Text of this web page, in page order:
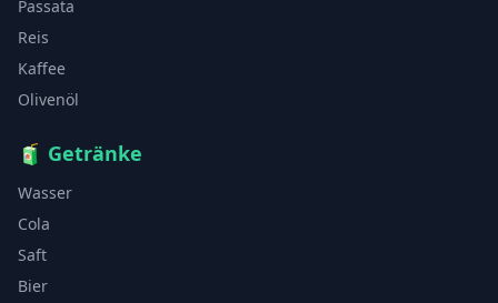
Passata
Reis
Kaffee
Olivenöl
🧃 Getränke
Wasser
Cola
Saft
Bier